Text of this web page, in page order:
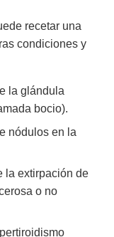
recetar una
condiciones y
la glándula
bocio).
nódulos en la
la extirpación de
o no